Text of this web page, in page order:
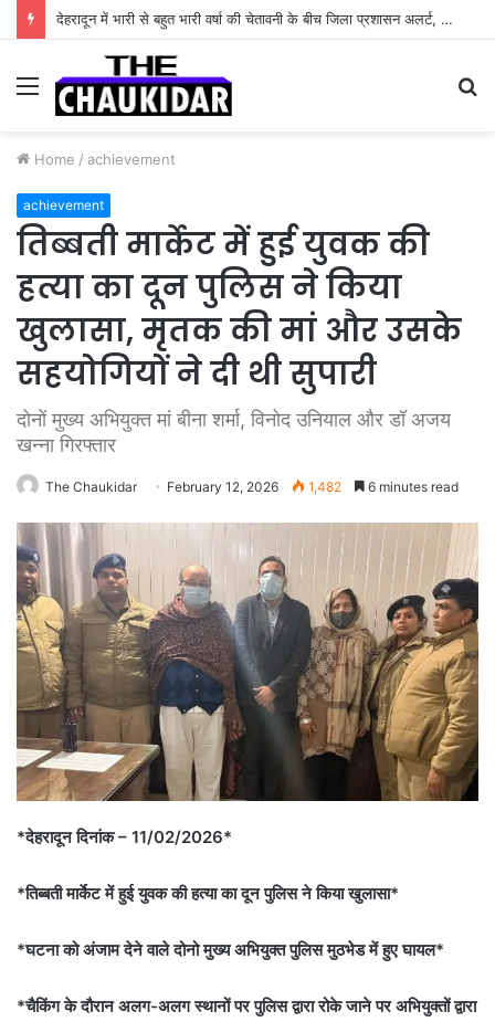
देहरादून में भारी से बहुत भारी वर्षा की चेतावनी के बीच जिला प्रशासन अलर्ट, सभी विभागों को हाई अलर्ट पर रहने के निर्देश
Menu
Home / achievement
achievement
तिब्बती मार्केट में हुई युवक की
हत्या का दून पुलिस ने किया
खुलासा, मृतक की मां और उसके
सहयोगियों ने दी थी सुपारी
दोनों मुख्य अभियुक्त मां बीना शर्मा, विनोद उनियाल और डॉ अजय
खन्ना गिरफ्तार
The Chaukidar February 12, 2026 1,482 6 minutes read
*देहरादून दिनांक – 11/02/2026*
*तिब्बती मार्केट में हुई युवक की हत्या का दून पुलिस ने किया खुलासा*
*घटना को अंजाम देने वाले दोनो मुख्य अभियुक्त पुलिस मुठभेड में हुए घायल*
*चैकिंग के दौरान अलग-अलग स्थानों पर पुलिस द्वारा रोके जाने पर अभियुक्तों द्वारा